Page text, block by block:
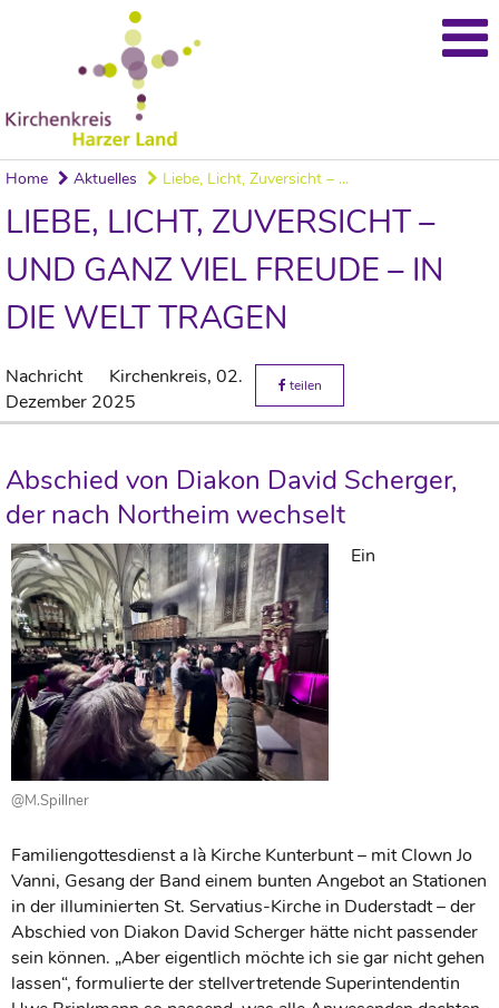
Home Aktuelles Liebe, Licht, Zuversicht – ...
LIEBE, LICHT, ZUVERSICHT –
UND GANZ VIEL FREUDE – IN
DIE WELT TRAGEN
Nachricht Kirchenkreis, 02.
Dezember 2025
teilen
Abschied von Diakon David Scherger,
der nach Northeim wechselt
@M.Spillner
Ein
Familiengottesdienst a là Kirche Kunterbunt – mit Clown Jo
Vanni, Gesang der Band einem bunten Angebot an Stationen
in der illuminierten St. Servatius-Kirche in Duderstadt – der
Abschied von Diakon David Scherger hätte nicht passender
sein können. „Aber eigentlich möchte ich sie gar nicht gehen
lassen“, formulierte der stellvertretende Superintendentin